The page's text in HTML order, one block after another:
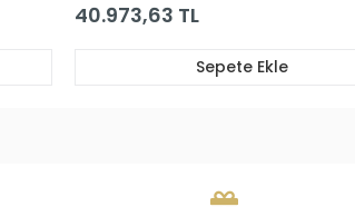
20.976,93 TL
Sepete Ekle